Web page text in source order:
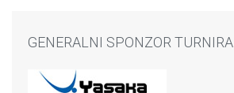
GENERALNI SPONZOR TURNIRA